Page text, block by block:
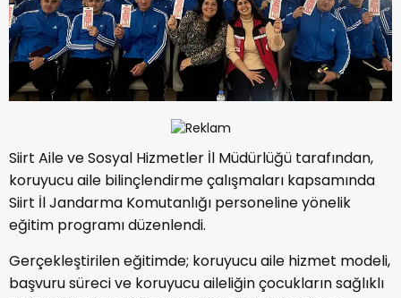
Siirt Aile ve Sosyal Hizmetler İl Müdürlüğü tarafından,
koruyucu aile bilinçlendirme çalışmaları kapsamında
Siirt İl Jandarma Komutanlığı personeline yönelik
eğitim programı düzenlendi.
Gerçekleştirilen eğitimde; koruyucu aile hizmet modeli,
başvuru süreci ve koruyucu aileliğin çocukların sağlıklı